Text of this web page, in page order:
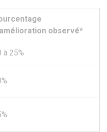
observé*
à 25%